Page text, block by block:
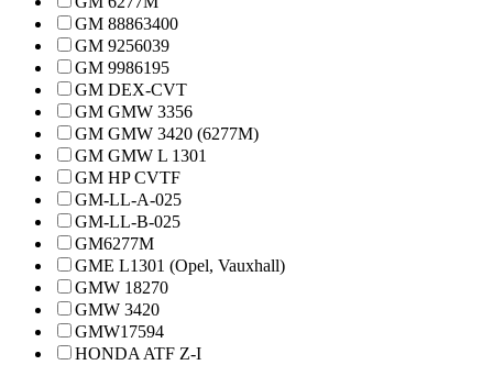
GM 88863400
GM 9256039
GM 9986195
GM DEX-CVT
GM GMW 3356
GM GMW 3420 (6277M)
GM GMW L 1301
GM HP CVTF
GM-LL-A-025
GM-LL-B-025
GM6277M
GME L1301 (Opel, Vauxhall)
GMW 18270
GMW 3420
GMW17594
HONDA ATF Z-I